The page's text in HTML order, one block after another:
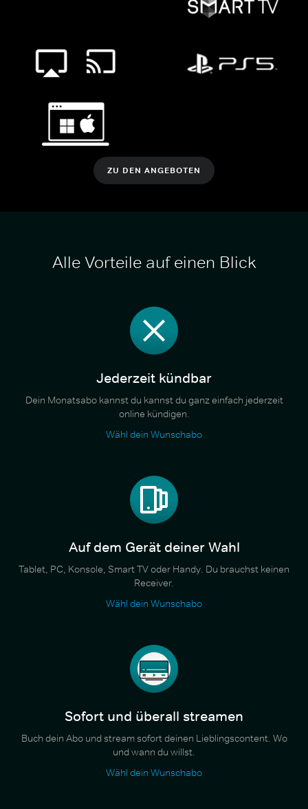
ZU DEN ANGEBOTEN
Alle Vorteile auf einen Blick
Jederzeit kündbar
Dein Monatsabo kannst du kannst du ganz einfach jederzeit
online kündigen.
Wähl dein Wunschabo
Auf dem Gerät deiner Wahl
Tablet, PC, Konsole, Smart TV oder Handy. Du brauchst keinen
Receiver.
Wähl dein Wunschabo
Sofort und überall streamen
Buch dein Abo und stream sofort deinen Lieblingscontent. Wo
und wann du willst.
Wähl dein Wunschabo